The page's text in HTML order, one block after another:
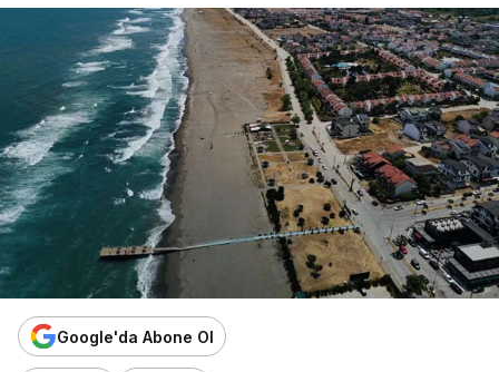
Google'da Abone Ol